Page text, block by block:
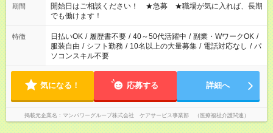
ん ※法令に基づき、週20時間以上勤務は社会保険への加入対象
となります ※労働者派遣法（日雇い派遣の原則禁止）により、
短時間・短期間の就業はご案内が難しい場合があります
期間
開始日はご相談ください！ ★急募 ★職場が気に入れば、長期
でも働けます！
特徴 日払いOK / 履歴書不要 / 40～50代活躍中 / 副業・WワークOK /
服装自由 / シフト勤務 / 10名以上の大量募集 / 電話対応なし / パ
ソコンスキル不要
気になる！ 応募する 詳細へ
掲載元企業名 マンパワーグループ株式会社 ケアサービス事業部 （医療福祉介護関連）